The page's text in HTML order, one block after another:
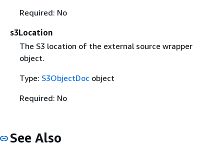
Required: No
s3Location
The S3 location of the external source wrapper
object.
Type: S3ObjectDoc object
Required: No
See Also